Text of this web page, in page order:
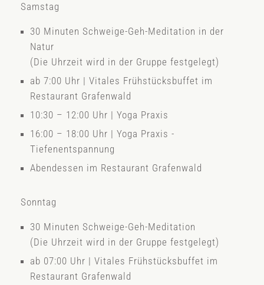
Samstag
30 Minuten Schweige-Geh-Meditation in der
Natur
(Die Uhrzeit wird in der Gruppe festgelegt)
ab 7:00 Uhr | Vitales Frühstücksbuffet im
Restaurant Grafenwald
10:30 – 12:00 Uhr | Yoga Praxis
16:00 – 18:00 Uhr | Yoga Praxis -
Tiefenentspannung
Abendessen im Restaurant Grafenwald
Sonntag
30 Minuten Schweige-Geh-Meditation
(Die Uhrzeit wird in der Gruppe festgelegt)
ab 07:00 Uhr | Vitales Frühstücksbuffet im
Restaurant Grafenwald